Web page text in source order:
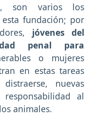
son varios los
fundación; por
jóvenes del
penal para
o mujeres
en estas tareas
nuevas
al
animales.